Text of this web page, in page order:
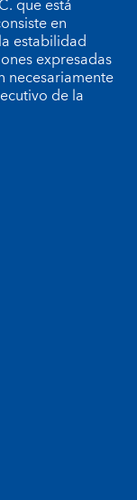
que está
en
estabilidad
expresadas
necesariamente
de la